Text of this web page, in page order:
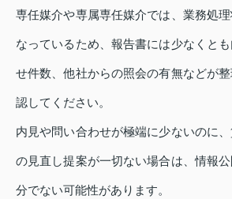
専任媒介や専属専任媒介では、業務処
なっているため、報告書には少なくと
せ件数、他社からの照会の有無などが
認してください。
内見や問い合わせが極端に少ないのに
の見直し提案が一切ない場合は、情報
分でない可能性があります。